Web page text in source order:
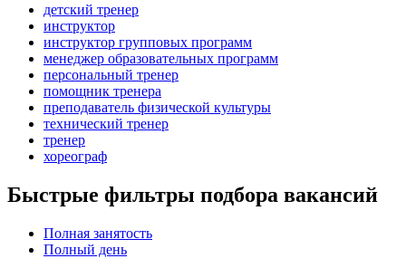
детский тренер
инструктор
инструктор групповых программ
менеджер образовательных программ
персональный тренер
помощник тренера
преподаватель физической культуры
технический тренер
тренер
хореограф
Быстрые фильтры подбора вакансий
Полная занятость
Полный день